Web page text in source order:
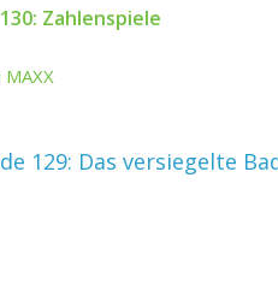
Zahlenspiele
129: Das versiegelte